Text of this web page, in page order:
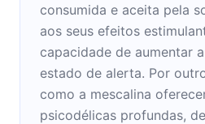
consumida e aceita pela
aos seus efeitos
capacidade de aumentar
estado de alerta. Por
como a mescalina
psicodélicas profundas,